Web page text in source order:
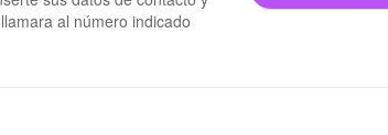
al número indicado